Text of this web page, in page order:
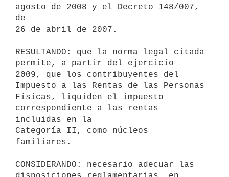
agosto de 2008 y el Decreto 148/007,
de
26 de abril de 2007.
RESULTANDO: que la norma legal citada
permite, a partir del ejercicio
2009, que los contribuyentes del
Impuesto a las Rentas de las Personas
Físicas, liquiden el impuesto
correspondiente a las rentas
incluidas en la
Categoría II, como núcleos
familiares.
CONSIDERANDO: necesario adecuar las